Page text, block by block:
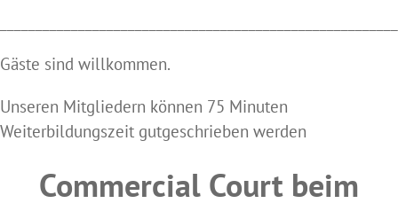
Gäste sind willkommen.
Unseren Mitgliedern können 75 Minuten
Weiterbildungszeit gutgeschrieben werden
Commercial Court beim